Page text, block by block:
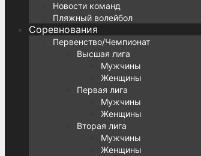
Новости команд
Пляжный волейбол
Соревнования
Первенство/Чемпионат
Высшая лига
Мужчины
Женщины
Первая лига
Мужчины
Женщины
Вторая лига
Мужчины
Женщины